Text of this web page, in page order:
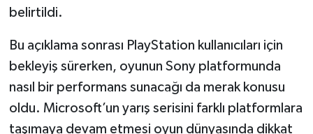
belirtildi.
Bu açıklama sonrası PlayStation kullanıcıları için
bekleyiş sürerken, oyunun Sony platformunda
nasıl bir performans sunacağı da merak konusu
oldu. Microsoft’un yarış serisini farklı platformlara
taşımaya devam etmesi oyun dünyasında dikkat